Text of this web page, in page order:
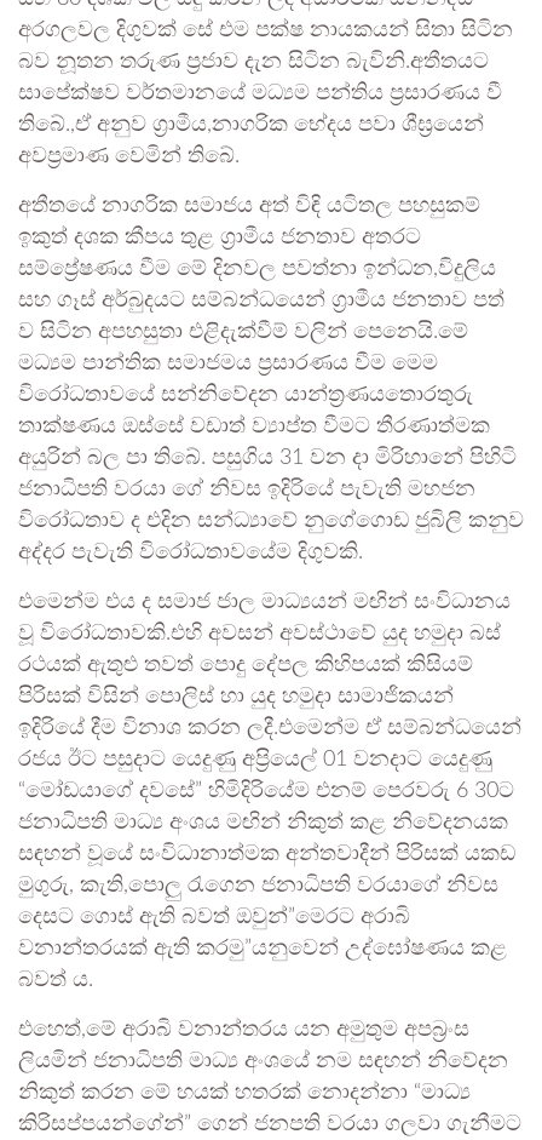
අරගලවල දිගුවක් සේ එම පක්ෂ නායකයන් සිතා සිටින
බව නූතන තරුණ ප්‍රජාව දැන සිටින බැවිනි.අතීතයට
සාපේක්ෂව වර්තමානයේ මධ්‍යම පන්තිය ප්‍රසාරණය වී
තිබේ.,ඒ අනුව ග්‍රාමීය,නාගරික භේදය පවා ශීඝ්‍රයෙන්
අවප්‍රමාණ වෙමින් තිබේ.
අතීතයේ නාගරික සමාජය අත් විඳි යටිතල පහසුකම්
ඉකුත් දශක කීපය තුළ ග්‍රාමීය ජනතාව අතරට
සම්ප්‍රේෂණය වීම මේ දිනවල පවත්නා ඉන්ධන,විදුලිය
සහ ගෑස් අර්බුදයට සම්බන්ධයෙන් ග්‍රාමීය ජනතාව පත්
ව සිටින අපහසුතා එළිදැක්වීම් වලින් පෙනෙයි.මේ
මධ්‍යම පාන්තික සමාජමය ප්‍රසාරණය වීම මෙම
විරෝධතාවයේ සන්නිවේදන යාන්ත්‍රණයතොරතුරු
තාක්ෂණය ඔස්සේ වඩාත් ව්‍යාප්ත වීමට තීරණාත්මක
අයුරින් බල පා තිබේ. පසුගිය 31 වන දා මිරිහානේ පිහිටි
ජනාධිපති වරයා ගේ නිවස ඉදිරියේ පැවැති මහජන
විරෝධතාව ද එදින සන්ධ්‍යාවේ නුගේගොඩ ජුබිලි කනුව
අද්දර පැවැති විරෝධතාවයේම දිගුවකි.
එමෙන්ම එය ද සමාජ ජාල මාධ්‍යයන් මඟින් සංවිධානය
වූ විරෝධතාවකි.එහි අවසන් අවස්ථාවේ යුද හමුදා බස්
රථයක් ඇතුළු තවත් පොදු දේපල කිහිපයක් කිසියම්
පිරිසක් විසින් පොලිස් හා යුද හමුදා සාමාජිකයන්
ඉදිරියේ දීම විනාශ කරන ලදී.එමෙන්ම ඒ සම්බන්ධයෙන්
රජය ඊට පසුදාට යෙදුණු අප්‍රියෙල් 01 වනදාට යෙදුණු
“මෝඩයාගේ දවසේ” හිමිදිරියේම එනම් පෙරවරු 6 30ට
ජනාධිපති මාධ්‍ය අංශය මඟින් නිකුත් කළ නිවේදනයක
සඳහන් වූයේ සංවිධානාත්මක අන්තවාදීන් පිරිසක් යකඩ
මුගුරු, කැති,පොලු රැගෙන ජනාධිපති වරයාගේ නිවස
දෙසට ගොස් ඇති බවත් ඔවුන්”මෙරට අරාබි
වනාන්තරයක් ඇති කරමු”යනුවෙන් උද්ඝෝෂණය කළ
බවත් ය.
එහෙත්,මේ අරාබි වනාන්තරය යන අමුතුම අපබ්‍රංස
ලියමින් ජනාධිපති මාධ්‍ය අංශයේ නම සඳහන් නිවේදන
නිකුත් කරන මේ හයක් හතරක් නොදන්නා “මාධ්‍ය
කිරිසප්පයන්ගේන්” ගෙන් ජනපති වරයා ගලවා ගැනීමට